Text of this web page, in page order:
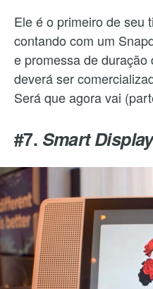
Ele é o primeiro de seu
contando com um
e promessa de
deverá ser
Será que agora vai
#7. Smart Display